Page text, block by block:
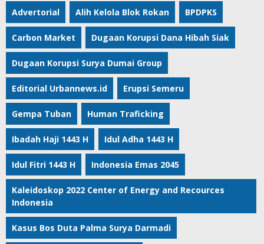
Advertorial Alih Kelola Blok Rokan BPDPKS
Carbon Market Dugaan Korupsi Dana Hibah Siak
Dugaan Korupsi Surya Dumai Group
Editorial Urbannews.id Erupsi Semeru
Gempa Tuban Human Traficking
Ibadah Haji 1443 H Idul Adha 1443 H
Idul Fitri 1443 H Indonesia Emas 2045
Kaleidoskop 2022 Center of Energy and Recources
Indonesia
Kasus Bos Duta Palma Surya Darmadi